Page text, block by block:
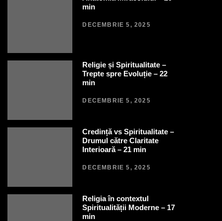
min
DECEMBRIE 5, 2025
Religie și Spiritualitate –
Trepte spre Evoluție – 22
min
DECEMBRIE 5, 2025
Credință vs Spiritualitate –
Drumul către Claritate
Interioară – 21 min
DECEMBRIE 5, 2025
Religia în contextul
Spiritualității Moderne – 17
min